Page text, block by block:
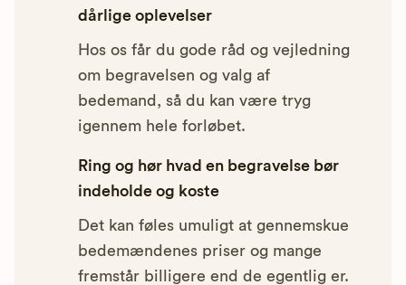
dårlige oplevelser
Hos os får du gode råd og vejledning
om begravelsen og valg af
bedemand, så du kan være tryg
igennem hele forløbet.
Ring og hør hvad en begravelse bør
indeholde og koste
Det kan føles umuligt at gennemskue
bedemændenes priser og mange
fremstår billigere end de egentlig er.